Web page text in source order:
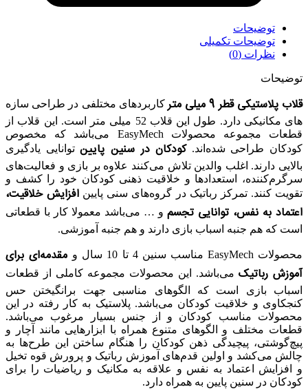
توضیحات
توضیحات تکمیلی
نظرات (0)
توضیحات
قلاب پلاستیکی قطر 9 میلی متر
کاربردهای مختلفی در طراحی سازه
های مکانیکی دارد. طول این قلاب 52 میلی متر است. این قلاب از
قطعات مجموعه محصولات EasyMech می‌باشد که مخصوص
کودکان طراحی شده‌اند.کودکان در سنین پایینتوانایی یادگیری
بالایی دارند. اغلب والدین تلاش می‌کنند علاوه بر بازی و فعالیت‌های
سرگرم‌کننده، استعدادها و خلاقیت ذهنی کودکان خود را کشف و
تقویت کنند. تمرکز رباتیک در گروه‌های سنی پایین افزایش خلاقیت،
اعتماد به نفس، توانایی تجسم و … می‌باشد معمولا کار با قطعاتی
است که هم جنبه اسباب بازی دارند و هم جنبه آموزشی.
محصولات EasyMech مناسب سنین 4 تا 10 سال و
مقدمه‌ای برای
آموزش رباتیک می‌باشد. این محصولات مجموعه کاملی از قطعات
اسباب بازی است که الگوهای مناسبی جهت برانگیختن حس
کنجکاوی و خلاقیت کودکان می‌باشد. پلاستیک به کار رفته در این
محصولات مناسب کودکان و از جنس بسیار مرغوب می‌باشد.
قطعات مختلف و الگوهای متنوع همراه با ابزارهایی مانند آچار و
پیچ‌گوشتی، پیچیدگی ذهن کودکان را هنگام ساختن این طرح‌ها به
چالش می‌کشد و اولین قدم‌های آموزش رباتیک و پرورش قوه تخیل
و افزایش اعتماد به نفس و علاقه به مکانیک و ریاضیات را برای
کودکان در سنین پایین به همراه دارد.